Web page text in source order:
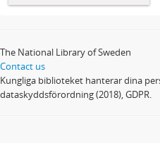
The National Library of Sweden
Contact us
Kungliga biblioteket hanterar dina
dataskyddsförordning (2018), GDPR.